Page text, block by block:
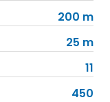
200 m
25 m
11
450